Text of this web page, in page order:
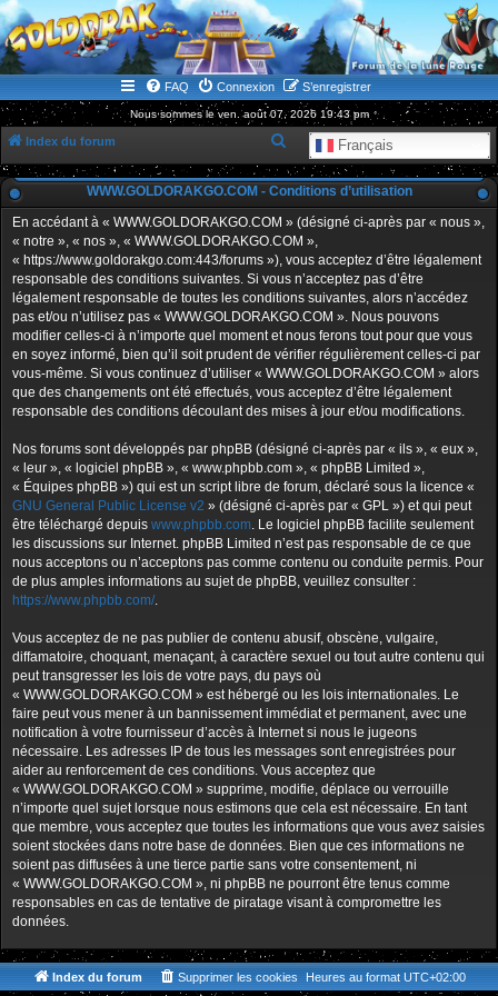
WWW.GOLDORAKGO.COM
le site de la Lune Rouge
FAQ Connexion S’enregistrer
Nous sommes le ven. août 07, 2026 19:43 pm
Index du forum Français
e
c
h
e
r
c
e
r
WWW.GOLDORAKGO.COM - Conditions d’utilisation
En accédant à « WWW.GOLDORAKGO.COM » (désigné ci-après par « nous »,
« notre », « nos », « WWW.GOLDORAKGO.COM »,
« https://www.goldorakgo.com:443/forums »), vous acceptez d’être légalement
responsable des conditions suivantes. Si vous n’acceptez pas d’être
légalement responsable de toutes les conditions suivantes, alors n’accédez
pas et/ou n’utilisez pas « WWW.GOLDORAKGO.COM ». Nous pouvons
modifier celles-ci à n’importe quel moment et nous ferons tout pour que vous
en soyez informé, bien qu’il soit prudent de vérifier régulièrement celles-ci par
vous-même. Si vous continuez d’utiliser « WWW.GOLDORAKGO.COM » alors
que des changements ont été effectués, vous acceptez d’être légalement
responsable des conditions découlant des mises à jour et/ou modifications.
Nos forums sont développés par phpBB (désigné ci-après par « ils », « eux »,
« leur », « logiciel phpBB », « www.phpbb.com », « phpBB Limited »,
« Équipes phpBB ») qui est un script libre de forum, déclaré sous la licence «
GNU General Public License v2 » (désigné ci-après par « GPL ») et qui peut
être téléchargé depuis www.phpbb.com. Le logiciel phpBB facilite seulement
les discussions sur Internet. phpBB Limited n’est pas responsable de ce que
nous acceptons ou n’acceptons pas comme contenu ou conduite permis. Pour
de plus amples informations au sujet de phpBB, veuillez consulter :
https://www.phpbb.com/.
Vous acceptez de ne pas publier de contenu abusif, obscène, vulgaire,
diffamatoire, choquant, menaçant, à caractère sexuel ou tout autre contenu qui
peut transgresser les lois de votre pays, du pays où
« WWW.GOLDORAKGO.COM » est hébergé ou les lois internationales. Le
faire peut vous mener à un bannissement immédiat et permanent, avec une
notification à votre fournisseur d’accès à Internet si nous le jugeons
nécessaire. Les adresses IP de tous les messages sont enregistrées pour
aider au renforcement de ces conditions. Vous acceptez que
« WWW.GOLDORAKGO.COM » supprime, modifie, déplace ou verrouille
n’importe quel sujet lorsque nous estimons que cela est nécessaire. En tant
que membre, vous acceptez que toutes les informations que vous avez saisies
soient stockées dans notre base de données. Bien que ces informations ne
soient pas diffusées à une tierce partie sans votre consentement, ni
« WWW.GOLDORAKGO.COM », ni phpBB ne pourront être tenus comme
responsables en cas de tentative de piratage visant à compromettre les
données.
Index du forum Heures au format UTC+02:00
Supprimer les cookies